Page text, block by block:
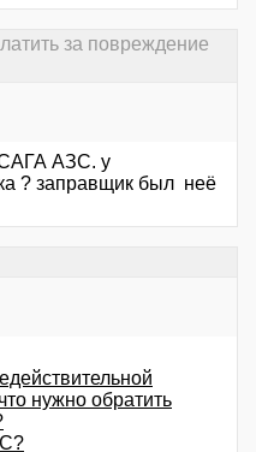
за повреждение
АЗС. у
? заправщик был неё
нужно обратить